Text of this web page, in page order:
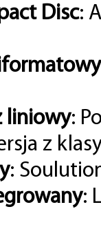
Disc:
liniowy:
z
:
: